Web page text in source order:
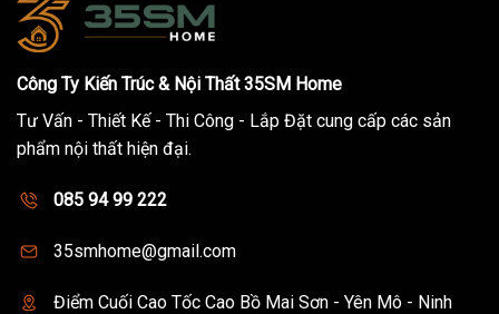
Công Ty Kiến Trúc & Nội Thất 35SM Home
Tư Vấn - Thiết Kế - Thi Công - Lắp Đặt cung cấp các sản
phẩm nội thất hiện đại.
085 94 99 222
35smhome@gmail.com
Điểm Cuối Cao Tốc Cao Bồ Mai Sơn - Yên Mô - Ninh